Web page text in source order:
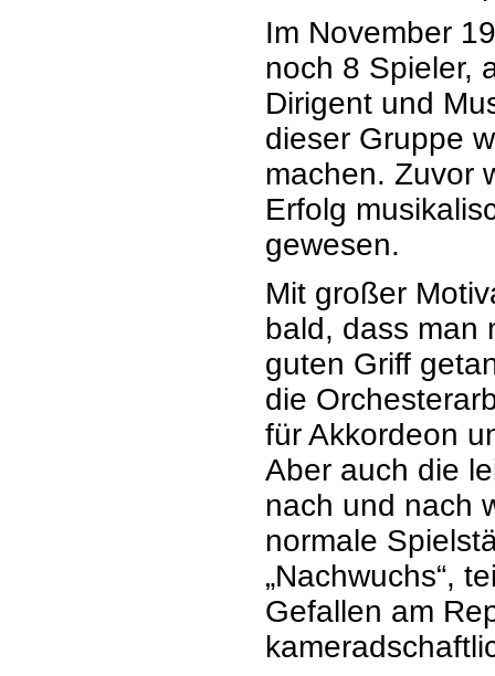
Im November
noch 8 Spieler,
Dirigent und
dieser Gruppe
machen. Zuvor
Erfolg
gewesen.
Mit großer
bald, dass man
guten Griff
die
für Akkordeon
Aber auch die
nach und nach
normale
„Nachwuchs“,
Gefallen am